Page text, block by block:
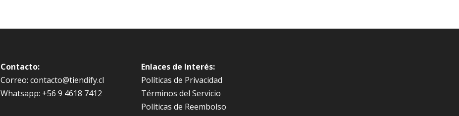
Contacto:
Correo: contacto@tiendify.cl
Whatsapp: +56 9 4618 7412
Enlaces de Interés:
Políticas de Privacidad
Términos del Servicio
Políticas de Reembolso